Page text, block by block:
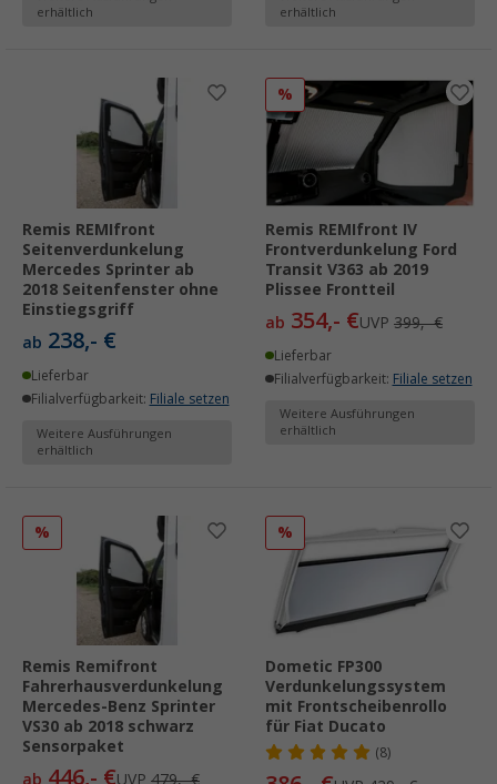
erhältlich
erhältlich
Remis REMIfront
Seitenverdunkelung
Mercedes Sprinter ab
2018 Seitenfenster ohne
Einstiegsgriff
ab 238,- €
Lieferbar
Filialverfügbarkeit: Filiale setzen
Weitere Ausführungen
erhältlich
%
Remis REMIfront IV
Frontverdunkelung Ford
Transit V363 ab 2019
Plissee Frontteil
ab 354,- €UVP 399,- €
Lieferbar
Filialverfügbarkeit: Filiale setzen
Weitere Ausführungen
erhältlich
%
Remis Remifront
Fahrerhausverdunkelung
Mercedes-Benz Sprinter
VS30 ab 2018 schwarz
Sensorpaket
ab 446,- €UVP 479,- €
%
Dometic FP300
Verdunkelungssystem
mit Frontscheibenrollo
für Fiat Ducato
(8)